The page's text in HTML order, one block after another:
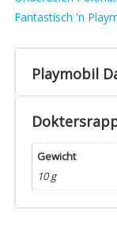
Fantastisch 'n
Playmobil
Gewicht
10 g